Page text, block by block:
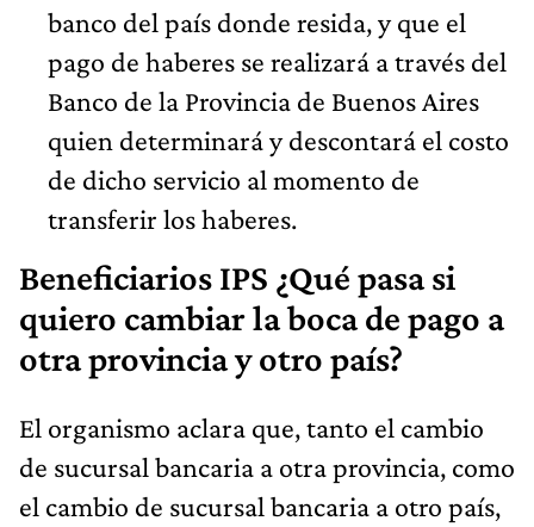
banco del país donde resida, y que el
pago de haberes se realizará a través del
Banco de la Provincia de Buenos Aires
quien determinará y descontará el costo
de dicho servicio al momento de
transferir los haberes.
Beneficiarios IPS ¿Qué pasa si
quiero cambiar la boca de pago a
otra provincia y otro país?
El organismo aclara que, tanto el cambio
de sucursal bancaria a otra provincia, como
el cambio de sucursal bancaria a otro país,